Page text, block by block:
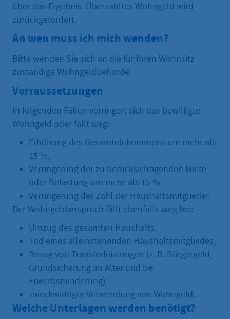
über das Ergebnis. Überzahltes Wohngeld wird
zurückgefordert.
An wen muss ich mich wenden?
Bitte wenden Sie sich an die für Ihren Wohnsitz
zuständige Wohngeldbehörde.
Vorraussetzungen
In folgenden Fällen verringert sich das bewilligte
Wohngeld oder fällt weg:
Erhöhung des Gesamteinkommens um mehr als
15 %,
Verringerung der zu berücksichtigenden Miete
oder Belastung um mehr als 15 %,
Verringerung der Zahl der Haushaltsmitglieder.
Der Wohngeldanspruch fällt ebenfalls weg bei:
Umzug des gesamten Haushalts,
Tod eines alleinstehenden Haushaltsmitgliedes,
Bezug von Transferleistungen (z. B. Bürgergeld,
Grundsicherung im Alter und bei
Erwerbsminderung),
zweckwidriger Verwendung von Wohngeld.
Welche Unterlagen werden benötigt?